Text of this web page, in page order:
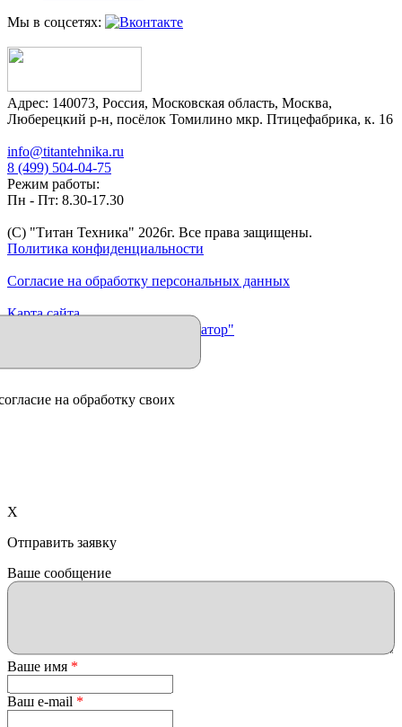
Мы в соцсетях:
Адрес: 140073, Россия, Московская область, Москва,
Люберецкий р-н, посёлок Томилино мкр. Птицефабрика, к. 16
info@titantehnika.ru
8 (499) 504-04-75
Режим работы:
Пн - Пт: 8.30-17.30
(C) "Титан Техника" 2026г. Все права защищены.
Политика конфиденциальности
Согласие на обработку персональных данных
Карта сайта
Продвижение сайта "Иллюминатор"
на обработку своих
X
Отправить заявку
Ваше сообщение
Ваше имя *
Ваш e-mail *